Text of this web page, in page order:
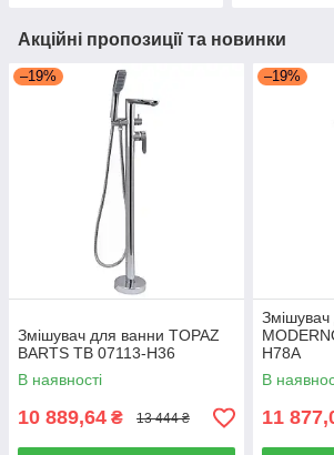
Акційні пропозиції та новинки
–19%
Змішувач для ванни TOPAZ
BARTS TB 07113-H36
В наявності
10 889,64 ₴ 13 444 ₴
–19%
H78A
В
11